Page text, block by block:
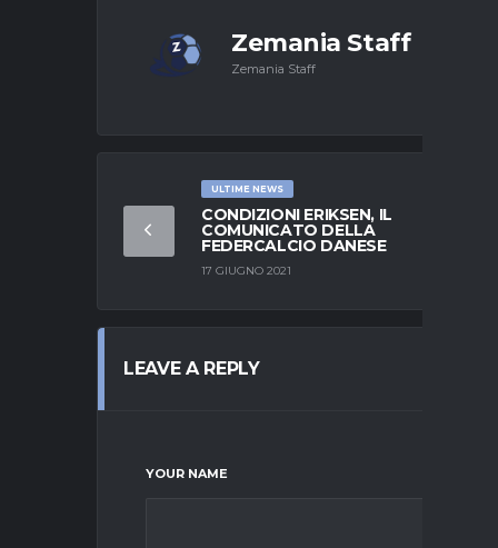
Zemania Staff
Zemania Staff
ULTIME NEWS
CONDIZIONI ERIKSEN, IL
COMUNICATO DELLA
FEDERCALCIO DANESE
17 GIUGNO 2021
LEAVE A REPLY
YOUR NAME